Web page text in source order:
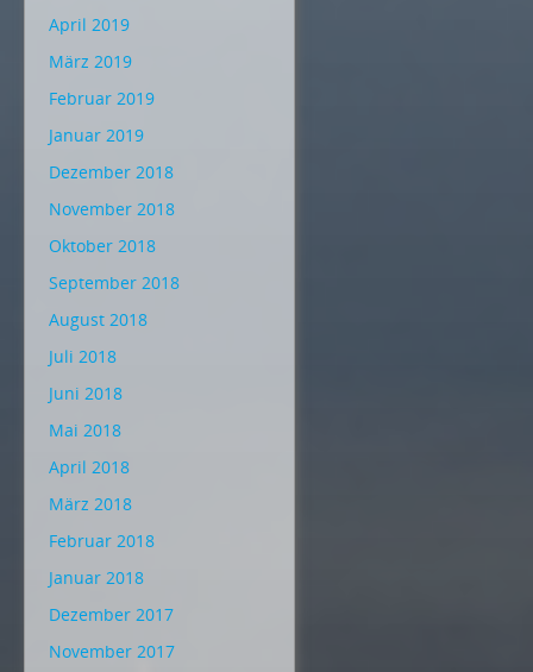
April 2019
März 2019
Februar 2019
Januar 2019
Dezember 2018
November 2018
Oktober 2018
September 2018
August 2018
Juli 2018
Juni 2018
Mai 2018
April 2018
März 2018
Februar 2018
Januar 2018
Dezember 2017
November 2017